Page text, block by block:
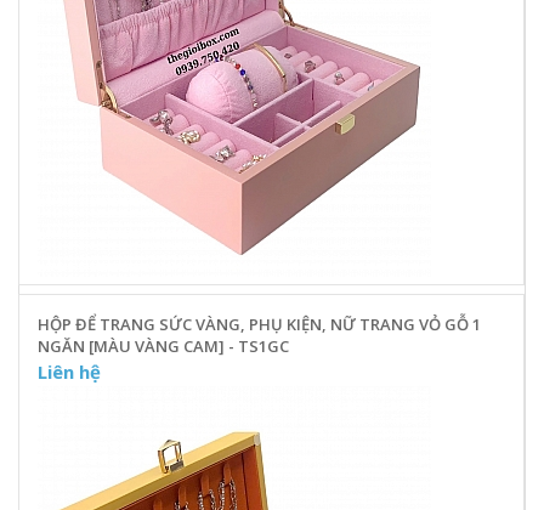
HỘP ĐỂ TRANG SỨC VÀNG, PHỤ KIỆN, NỮ TRANG VỎ GỖ 1
NGĂN [MÀU VÀNG CAM] - TS1GC
Liên hệ